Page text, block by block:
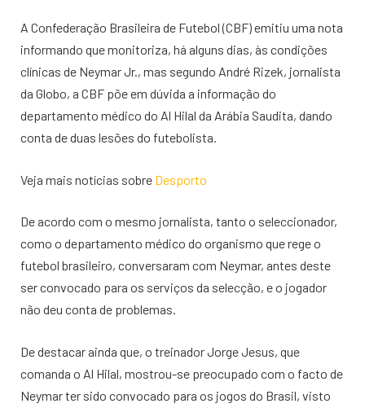
A Confederação Brasileira de Futebol (CBF) emitiu uma nota
informando que monitoriza, há alguns dias, às condições
clínicas de Neymar Jr., mas segundo André Rizek, jornalista
da Globo, a CBF põe em dúvida a informação do
departamento médico do Al Hilal da Arábia Saudita, dando
conta de duas lesões do futebolista.
Veja mais notícias sobre Desporto
De acordo com o mesmo jornalista, tanto o seleccionador,
como o departamento médico do organismo que rege o
futebol brasileiro, conversaram com Neymar, antes deste
ser convocado para os serviços da selecção, e o jogador
não deu conta de problemas.
De destacar ainda que, o treinador Jorge Jesus, que
comanda o Al Hilal, mostrou-se preocupado com o facto de
Neymar ter sido convocado para os jogos do Brasil, visto